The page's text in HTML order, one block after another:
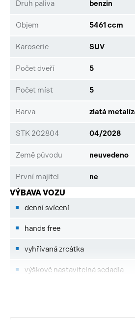
informativní charakter a neslouží
všech smluvních vztahů písemně.
Druh paliva benzin
Objem 5461 ccm
Karoserie SUV
Počet dveří 5
Počet míst 5
Barva zlatá
STK 202804 04/2028
Země původu neuvedeno
První majitel ne
VÝBAVA VOZU
denní svícení
hands free
vyhřívaná zrcátka
výškově nastavitelná sedadla